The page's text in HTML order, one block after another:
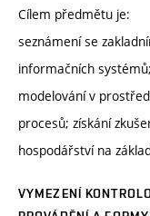
Cílem předmětu je:
seznámení se
informačních
modelování v
procesů; získání
hospodářství na
VYMEZENÍ